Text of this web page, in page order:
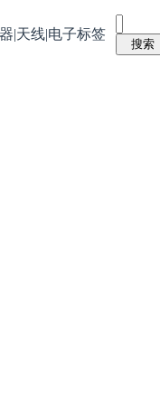
|天线|电子标签